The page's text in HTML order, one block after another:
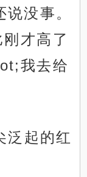
没事。
才高了
我去给
泛起的红